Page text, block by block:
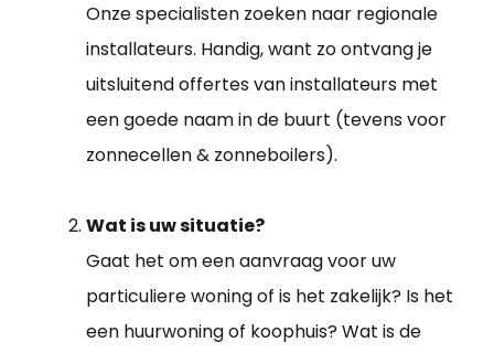
Onze specialisten zoeken naar regionale
installateurs. Handig, want zo ontvang je
uitsluitend offertes van installateurs met
een goede naam in de buurt (tevens voor
zonnecellen & zonneboilers).
Wat is uw situatie?
Gaat het om een aanvraag voor uw
particuliere woning of is het zakelijk? Is het
een huurwoning of koophuis? Wat is de